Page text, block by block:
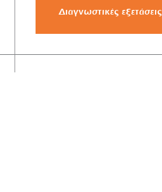
Διαγνωστικές εξετάσεις